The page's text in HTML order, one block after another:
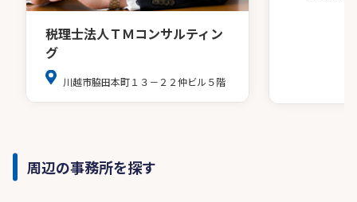
税理士法人ＴＭコンサルティン
グ
川越市脇田本町１３－２２仲ビル５階
周辺の事務所を探す